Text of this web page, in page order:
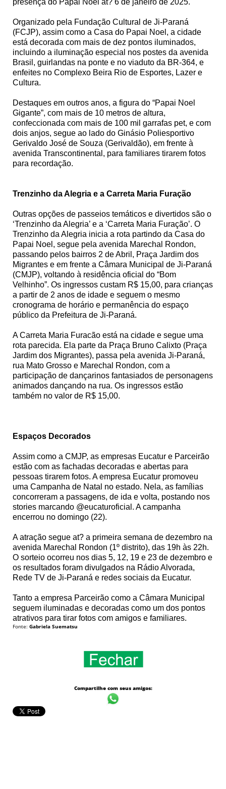
Organizado pela Fundação Cultural de Ji-Paraná
(FCJP), assim como a Casa do Papai Noel, a cidade
está decorada com mais de dez pontos iluminados,
incluindo a iluminação especial nos postes da avenida
Brasil, guirlandas na ponte e no viaduto da BR-364, e
enfeites no Complexo Beira Rio de Esportes, Lazer e
Cultura.
Destaques em outros anos, a figura do “Papai Noel
Gigante”, com mais de 10 metros de altura,
confeccionada com mais de 100 mil garrafas pet, e com
dois anjos, segue ao lado do Ginásio Poliesportivo
Gerivaldo José de Souza (Gerivaldão), em frente à
avenida Transcontinental, para familiares tirarem fotos
para recordação.
Trenzinho da Alegria e a Carreta Maria Furação
Outras opções de passeios temáticos e divertidos são o
‘Trenzinho da Alegria’ e a ‘Carreta Maria Furação’. O
Trenzinho da Alegria inicia a rota partindo da Casa do
Papai Noel, segue pela avenida Marechal Rondon,
passando pelos bairros 2 de Abril, Praça Jardim dos
Migrantes e em frente a Câmara Municipal de Ji-Paraná
(CMJP), voltando à residência oficial do “Bom
Velhinho”. Os ingressos custam R$ 15,00, para crianças
a partir de 2 anos de idade e seguem o mesmo
cronograma de horário e permanência do espaço
público da Prefeitura de Ji-Paraná.
A Carreta Maria Furacão está na cidade e segue uma
rota parecida. Ela parte da Praça Bruno Calixto (Praça
Jardim dos Migrantes), passa pela avenida Ji-Paraná,
rua Mato Grosso e Marechal Rondon, com a
participação de dançarinos fantasiados de personagens
animados dançando na rua. Os ingressos estão
também no valor de R$ 15,00.
Espaços Decorados
Assim como a CMJP, as empresas Eucatur e Parceirão
estão com as fachadas decoradas e abertas para
pessoas tirarem fotos. A empresa Eucatur promoveu
uma Campanha de Natal no estado. Nela, as famílias
concorreram a passagens, de ida e volta, postando nos
stories marcando @eucaturoficial. A campanha
encerrou no domingo (22).
A atração segue at? a primeira semana de dezembro na
avenida Marechal Rondon (1º distrito), das 19h às 22h.
O sorteio ocorreu nos dias 5, 12, 19 e 23 de dezembro e
os resultados foram divulgados na Rádio Alvorada,
Rede TV de Ji-Paraná e redes sociais da Eucatur.
Tanto a empresa Parceirão como a Câmara Municipal
seguem iluminadas e decoradas como um dos pontos
atrativos para tirar fotos com amigos e familiares.
Fonte: Gabriela Suematsu
Compartilhe com seus amigos: